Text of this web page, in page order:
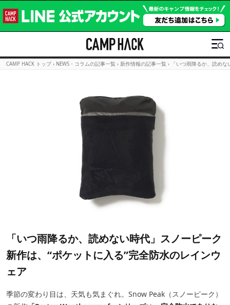
CAMP HACK トップ › NEWS・コラムの記事一覧 › 新作情報の記事一覧 › 「いつ雨降るか、読め
「いつ雨降るか、読めない時代」スノーピーク
新作は、“ポケットに入る”完全防水のレインウ
ェア
季節の変わり目は、天気も気まぐれ。Snow Peak（スノーピーク）